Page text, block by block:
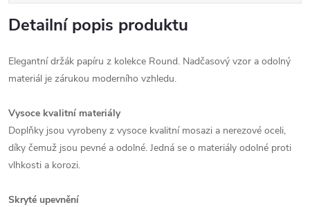
Detailní popis produktu
Elegantní držák papíru z kolekce Round. Nadčasový vzor a odolný
materiál je zárukou moderního vzhledu.
Vysoce kvalitní materiály
Doplňky jsou vyrobeny z vysoce kvalitní mosazi a nerezové oceli,
díky čemuž jsou pevné a odolné. Jedná se o materiály odolné proti
vlhkosti a korozi.
Skryté upevnění